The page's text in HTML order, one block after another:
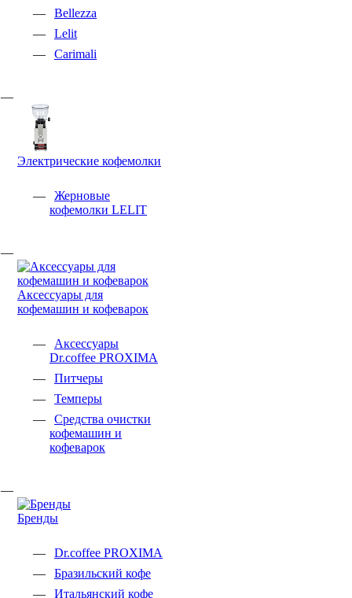
Bellezza
Lelit
Carimali
Электрические кофемолки
Жерновые
кофемолки LELIT
Аксессуары для
кофемашин и кофеварок
Аксессуары
Dr.coffee PROXIMA
Питчеры
Темперы
Средства очистки
кофемашин и
кофеварок
Бренды
Dr.coffee PROXIMA
Бразильский кофе
Итальянский кофе